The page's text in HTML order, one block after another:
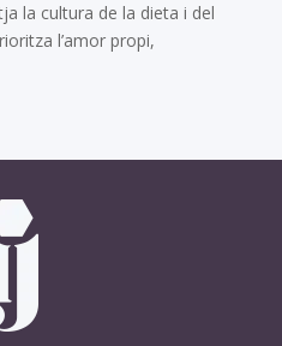
la cultura de la dieta i del
l’amor propi,